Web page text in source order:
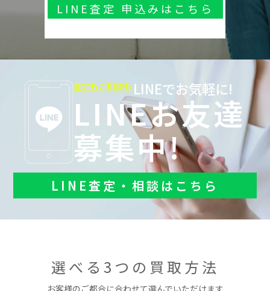
LINE査定 申込みはこちら
査定もご相談も LINEでお気軽に!
LINEお友達
募集中!
LINE査定・相談はこちら
選べる3つの買取方法